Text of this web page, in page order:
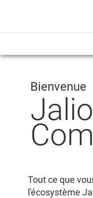
Bienvenue
Tout ce que
l'écosystème